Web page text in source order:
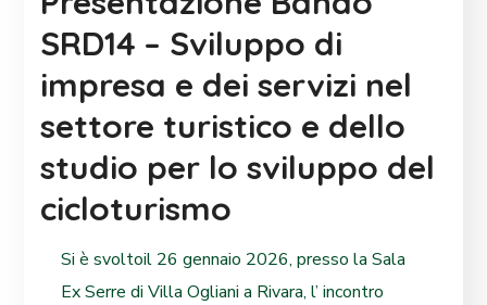
SRD14 – Sviluppo di
impresa e dei servizi nel
settore turistico e dello
studio per lo sviluppo del
cicloturismo
Si è svoltoil 26 gennaio 2026, presso la Sala
Ex Serre di Villa Ogliani a Rivara, l’ incontro